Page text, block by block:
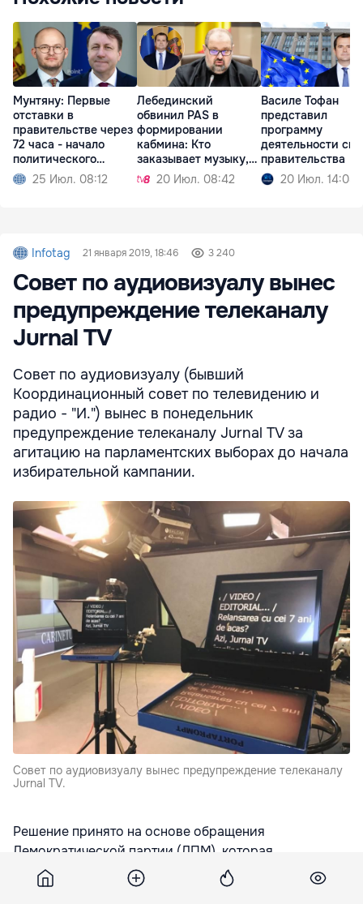
Мунтяну: Первые
отставки в
правительстве через
72 часа - начало
политического
кризиса
25 Июл. 08:12
Лебединский
обвинил PAS в
формировании
кабмина: Кто
заказывает музыку,
тот и танцует
20 Июл. 08:42
Василе Тофан
представил
программу
деятельности
правительства
20 Июл. 14:08
Infotag 21 января 2019, 18:46 3 240
Совет по аудиовизуалу вынес
предупреждение телеканалу
Jurnal TV
Совет по аудиовизуалу (бывший
Координационный совет по телевидению и
радио - "И.") вынес в понедельник
предупреждение телеканалу Jurnal TV за
агитацию на парламентских выборах до начала
избирательной кампании.
Совет по аудиовизуалу вынес предупреждение телеканалу
Jurnal TV.
Решение принято на основе обращения
Демократической партии (ДПМ), которая
пожаловалась на участие кандидатов в депутаты от
оппозиции в эфире Jurnal TV, TVC 21 и N4,